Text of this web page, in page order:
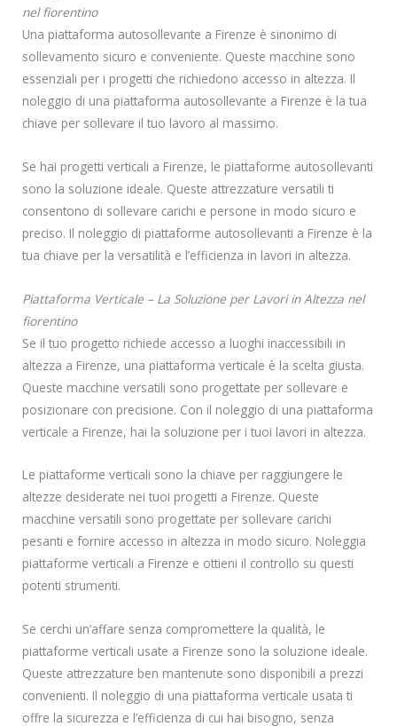
nel fiorentino
Una piattaforma autosollevante a Firenze è sinonimo di
sollevamento sicuro e conveniente. Queste macchine sono
essenziali per i progetti che richiedono accesso in altezza. Il
noleggio di una piattaforma autosollevante a Firenze è la tua
chiave per sollevare il tuo lavoro al massimo.
Se hai progetti verticali a Firenze, le piattaforme autosollevanti
sono la soluzione ideale. Queste attrezzature versatili ti
consentono di sollevare carichi e persone in modo sicuro e
preciso. Il noleggio di piattaforme autosollevanti a Firenze è la
tua chiave per la versatilità e l’efficienza in lavori in altezza.
Piattaforma Verticale – La Soluzione per Lavori in Altezza nel
fiorentino
Se il tuo progetto richiede accesso a luoghi inaccessibili in
altezza a Firenze, una piattaforma verticale è la scelta giusta.
Queste macchine versatili sono progettate per sollevare e
posizionare con precisione. Con il noleggio di una piattaforma
verticale a Firenze, hai la soluzione per i tuoi lavori in altezza.
Le piattaforme verticali sono la chiave per raggiungere le
altezze desiderate nei tuoi progetti a Firenze. Queste
macchine versatili sono progettate per sollevare carichi
pesanti e fornire accesso in altezza in modo sicuro. Noleggia
piattaforme verticali a Firenze e ottieni il controllo su questi
potenti strumenti.
Se cerchi un’affare senza compromettere la qualità, le
piattaforme verticali usate a Firenze sono la soluzione ideale.
Queste attrezzature ben mantenute sono disponibili a prezzi
convenienti. Il noleggio di una piattaforma verticale usata ti
offre la sicurezza e l’efficienza di cui hai bisogno, senza